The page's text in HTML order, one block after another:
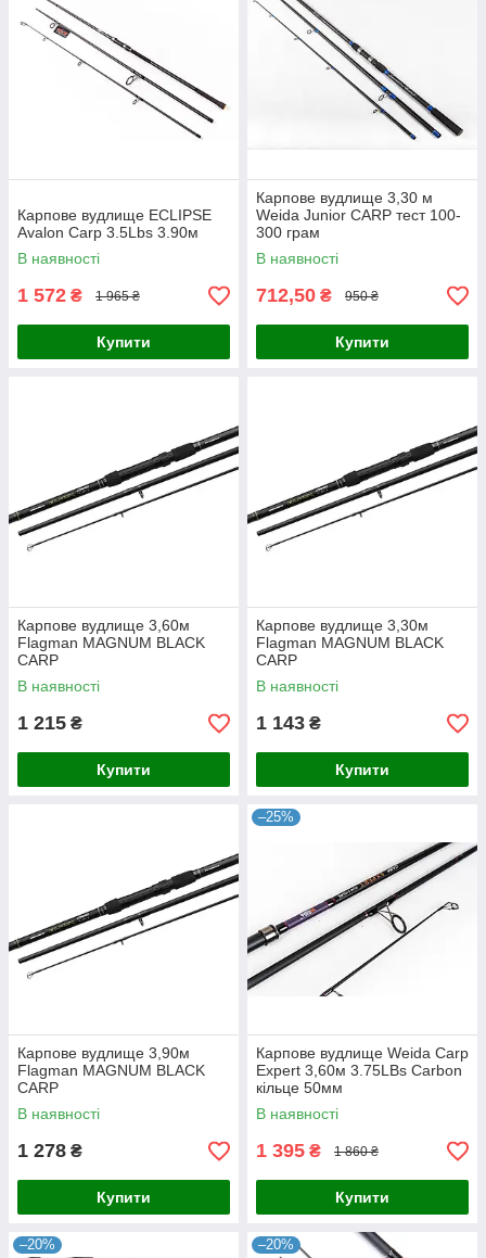
Карпове вудлище ECLIPSE
Avalon Carp 3.5Lbs 3.90м
В наявності
1 572 ₴ 1 965 ₴
Купити
Карпове вудлище 3,30 м
Weida Junior CARP тест 100-
300 грам
В наявності
712,50 ₴ 950 ₴
Купити
Карпове вудлище 3,60м
Flagman MAGNUM BLACK
CARP
В наявності
1 215 ₴
Купити
Карпове вудлище 3,30м
Flagman MAGNUM BLACK
CARP
В наявності
1 143 ₴
Купити
Карпове вудлище 3,90м
Flagman MAGNUM BLACK
CARP
В наявності
1 278 ₴
Купити
–25%
Карпове вудлище Weida Carp
Expert 3,60м 3.75LBs Carbon
кільце 50мм
В наявності
1 395 ₴ 1 860 ₴
Купити
–20% –20%